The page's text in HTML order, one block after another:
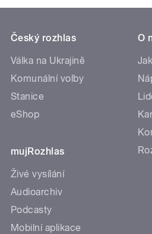
Český rozhlas
Válka na Ukrajině
Komunální volby
Stanice
eShop
mujRozhlas
Živé vysílání
Audioarchiv
Podcasty
Mobilní aplikace
O